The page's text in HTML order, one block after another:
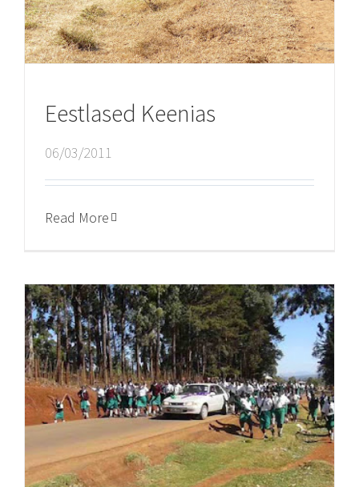
Eestlased Keenias
06/03/2011
Read More